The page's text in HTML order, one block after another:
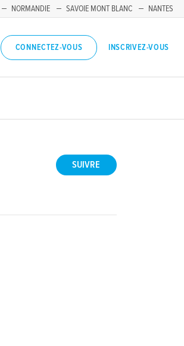
NORMANDIE SAVOIE MONT BLANC
NANTES
CONNECTEZ-VOUS INSCRIVEZ-VOUS
SUIVRE